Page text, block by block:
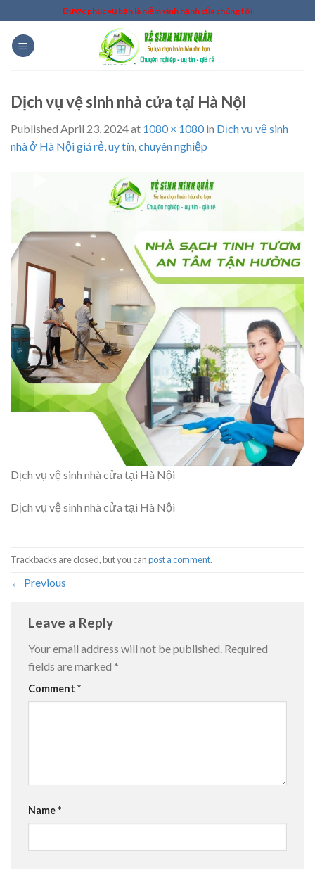
to
content
Được phục vụ bạn là niềm vinh hạnh của chúng tôi
Dịch vụ vệ sinh nhà cửa tại Hà Nội
Published April 23, 2024at 1080 × 1080in Dịch vụ vệ sinh
nhà ở Hà Nội giá rẻ, uy tín, chuyên nghiệp
Dịch vụ vệ sinh nhà cửa tại Hà Nội
Dịch vụ vệ sinh nhà cửa tại Hà Nội
Trackbacks are closed, but you canpost a comment.
← Previous
Leave a Reply
Your email address will not be published. Required
fields are marked *
Comment *
Name*